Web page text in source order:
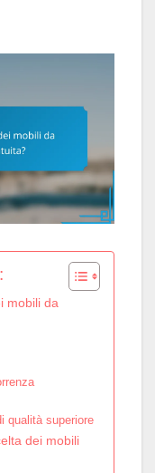
mobili da
qualità superiore
dei mobili